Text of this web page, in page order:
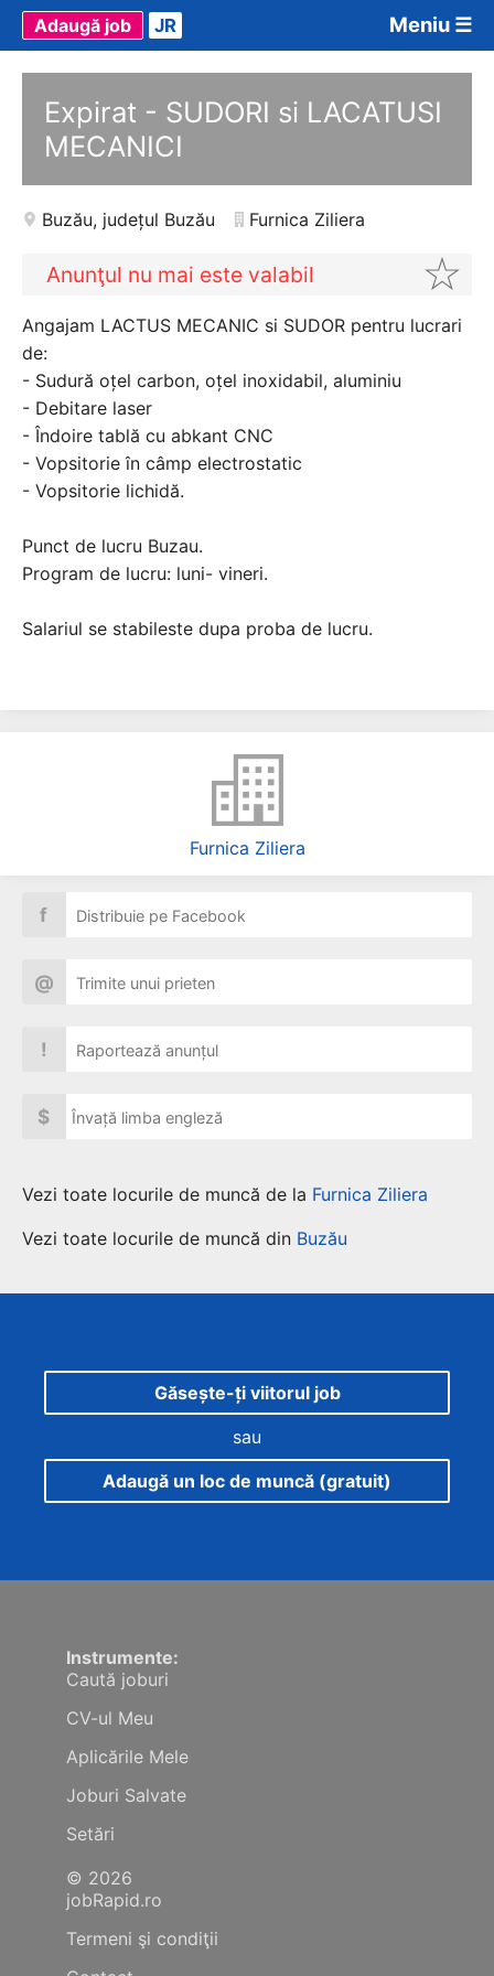
Meniu ☰
Adaugă job JR
Expirat - SUDORI si LACATUSI
MECANICI
Buzău, județul Buzău Furnica Ziliera
Anunţul nu mai este valabil
Angajam LACTUS MECANIC si SUDOR pentru lucrari
de:
- Sudură oțel carbon, oțel inoxidabil, aluminiu
- Debitare laser
- Îndoire tablă cu abkant CNC
- Vopsitorie în câmp electrostatic
- Vopsitorie lichidă.
Punct de lucru Buzau.
Program de lucru: luni- vineri.
Salariul se stabileste dupa proba de lucru.
Furnica Ziliera
f Distribuie pe Facebook
@ Trimite unui prieten
! Raportează anunțul
$ Învață limba engleză
Vezi toate locurile de muncă de la Furnica Ziliera
Vezi toate locurile de muncă din Buzău
Găsește-ți viitorul job
sau
Adaugă un loc de muncă (gratuit)
Instrumente:
Caută joburi
CV-ul Meu
Aplicările Mele
Joburi Salvate
Setări
© 2026
jobRapid.ro
Termeni şi condiţii